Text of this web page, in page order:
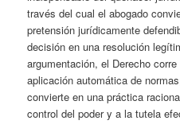
través del cual el abogado
pretensión jurídicamente
decisión en una resolución
argumentación, el Derecho
aplicación automática de
convierte en una práctica
control del poder y a la tutela